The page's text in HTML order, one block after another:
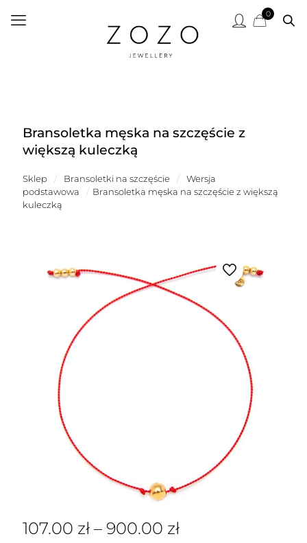
0
Bransoletka męska na szczęście z
większą kuleczką
Sklep / Bransoletki na szczęście /
Wersja
podstawowa
/ Bransoletka męska na szczęście z większą
kuleczką
107.00 zł – 900.00 zł